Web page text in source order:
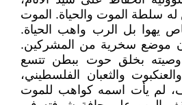
له سلطة الموت والحياة. الموت
يهوا بل الرب واهب الحياة.
موضع سخرية من المشركين.
بخلق حوت ببطن تتسع
والثعبان الفلسطيني،
لم يأت اسمه كواهب للموت